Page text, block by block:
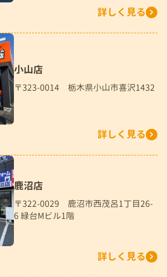
詳しく見る
小山店
〒323-0014 栃木県小山市喜沢1432
詳しく見る
鹿沼店
〒322-0029 鹿沼市西茂呂1丁目26-
6 緑台Mビル1階
詳しく見る